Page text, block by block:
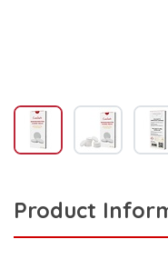
Product